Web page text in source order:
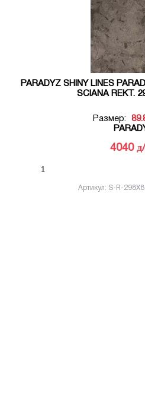
PARADYZ SHINY LINES
SCIANA REKT.
Размер:
4040 д
Артикул: S-R-